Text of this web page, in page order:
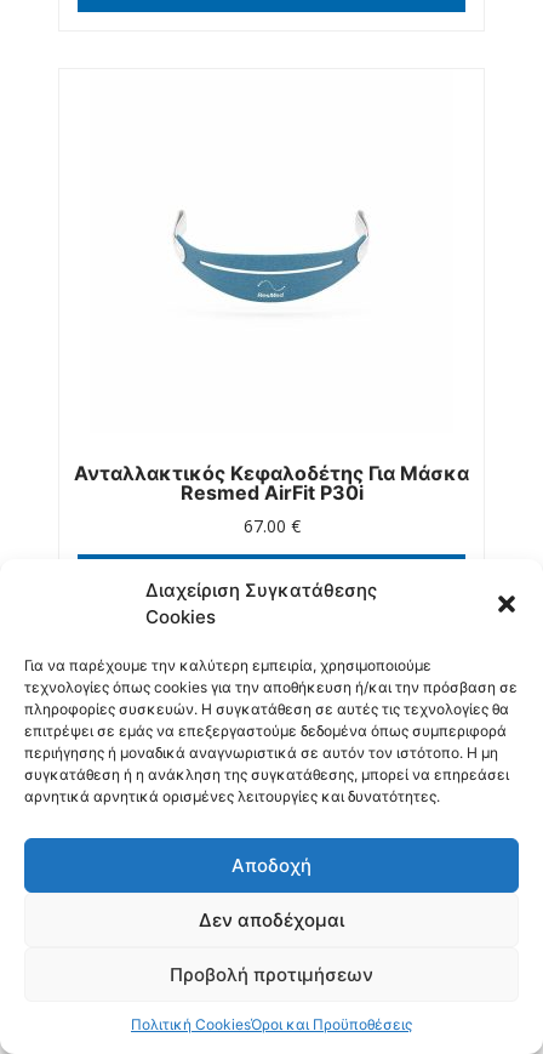
Διαχείριση Συγκατάθεσης
Cookies
Για να παρέχουμε την καλύτερη εμπειρία, χρησιμοποιούμε
τεχνολογίες όπως cookies για την αποθήκευση ή/και την πρόσβαση σε
πληροφορίες συσκευών. Η συγκατάθεση σε αυτές τις τεχνολογίες θα
επιτρέψει σε εμάς να επεξεργαστούμε δεδομένα όπως συμπεριφορά
περιήγησης ή μοναδικά αναγνωριστικά σε αυτόν τον ιστότοπο. Η μη
συγκατάθεση ή η ανάκληση της συγκατάθεσης, μπορεί να επηρεάσει
αρνητικά αρνητικά ορισμένες λειτουργίες και δυνατότητες.
Αποδοχή
Δεν αποδέχομαι
Προβολή προτιμήσεων
Πολιτική CookiesΌροι και Προϋποθέσεις
Ανταλλακτικός Κεφαλοδέτης Για Μάσκα
Resmed AirFit P30i
67.00 €